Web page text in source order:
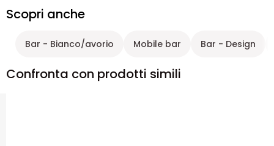
Scopri anche
Bar - Bianco/avorio Mobile bar Bar - Design
Confronta con prodotti simili